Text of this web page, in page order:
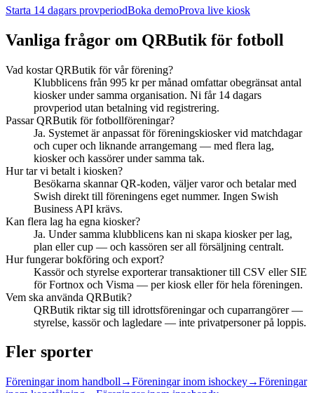
Starta 14 dagars provperiodBoka demoProva live kiosk
Vanliga frågor om QRButik för fotboll
Vad kostar QRButik för vår förening?
Klubblicens från 995 kr per månad omfattar obegränsat antal
kiosker under samma organisation. Ni får 14 dagars
provperiod utan betalning vid registrering.
Passar QRButik för fotbollföreningar?
Ja. Systemet är anpassat för föreningskiosker vid matchdagar
och cuper och liknande arrangemang — med flera lag,
kiosker och kassörer under samma tak.
Hur tar vi betalt i kiosken?
Besökarna skannar QR-koden, väljer varor och betalar med
Swish direkt till föreningens eget nummer. Ingen Swish
Business API krävs.
Kan flera lag ha egna kiosker?
Ja. Under samma klubblicens kan ni skapa kiosker per lag,
plan eller cup — och kassören ser all försäljning centralt.
Hur fungerar bokföring och export?
Kassör och styrelse exporterar transaktioner till CSV eller SIE
för Fortnox och Visma — per kiosk eller för hela föreningen.
Vem ska använda QRButik?
QRButik riktar sig till idrottsföreningar och cuparrangörer —
styrelse, kassör och lagledare — inte privatpersoner på loppis.
Fler sporter
Föreningar inom handboll →Föreningar inom ishockey→Föreningar